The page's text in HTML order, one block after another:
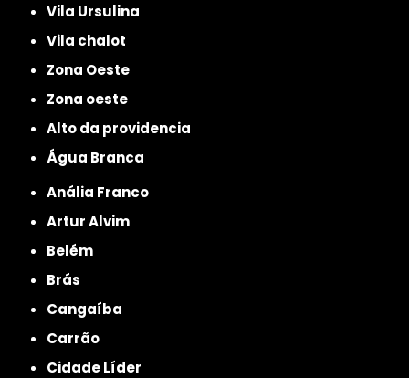
Vila Ursulina
Vila chalot
Zona Oeste
Zona oeste
alto da providencia
Água Branca
Anália Franco
Artur Alvim
Belém
Brás
Cangaíba
Carrão
Cidade Líder